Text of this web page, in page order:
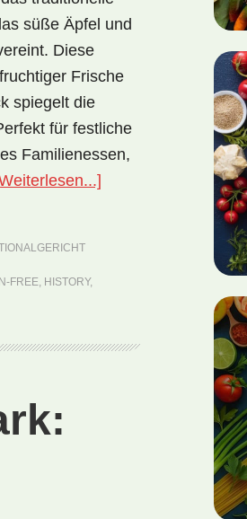
süße Äpfel und
Diese
Frische
spiegelt die
für festliche
Familienessen,
ÜberNationalgericht
FREE, HISTORY,